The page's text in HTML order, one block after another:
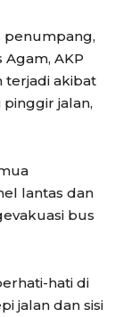
penumpang,
AKP
terjadi akibat
jalan,
lantas dan
bus
hati di
jalan dan sisi